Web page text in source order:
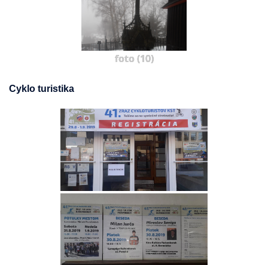
foto (10)
Cyklo turistika